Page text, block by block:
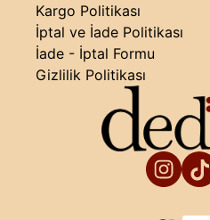
Kargo Politikası
İptal ve İade Politikası
İade - İptal Formu
Gizlilik Politikası